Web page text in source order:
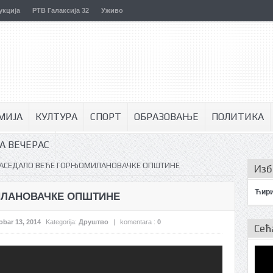
РТВ Галаксија 32 Уживо
КУЛТУРА СПОРТ ОБРАЗОВАЊЕ ПОЛИТИКА
ВЕЧЕРАС
ВЕЋЕ ГОРЊОМИЛАНОВАЧКЕ ОПШТИНЕ
ОПШТИНЕ
13, 2014 Kategorija: Друштво | komentara : 0